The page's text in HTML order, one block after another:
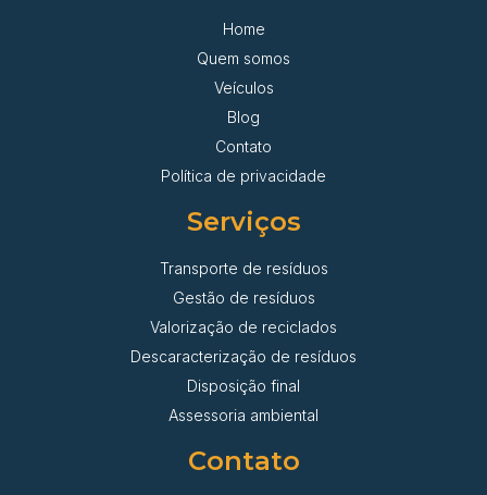
Home
Quem somos
Veículos
Blog
Contato
Política de privacidade
Serviços
Transporte de resíduos
Gestão de resíduos
Valorização de reciclados
Descaracterização de resíduos
Disposição final
Assessoria ambiental
Contato